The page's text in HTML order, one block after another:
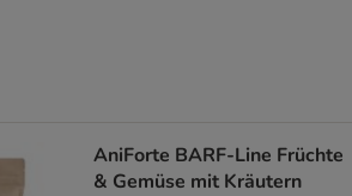
AniForte BARF-Line Früchte
& Gemüse mit Kräutern